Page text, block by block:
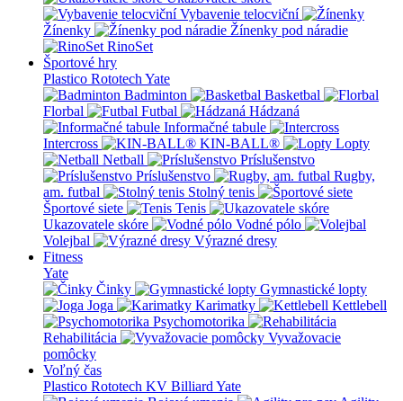
Vybavenie telocviční
Žínenky
Žínenky pod náradie
RinoSet
Športové hry
Plastico Rototech Yate
Badminton
Basketbal
Florbal
Futbal
Hádzaná
Informačné tabule
Intercross
KIN-BALL®
Lopty
Netball
Príslušenstvo
Príslušenstvo
Rugby,
am. futbal
Stolný tenis
Športové siete
Tenis
Ukazovatele skóre
Vodné pólo
Volejbal
Výrazné dresy
Fitness
Yate
Činky
Gymnastické lopty
Joga
Karimatky
Kettlebell
Psychomotorika
Rehabilitácia
Vyvažovacie
pomôcky
Voľný čas
Plastico Rototech KV Billiard Yate